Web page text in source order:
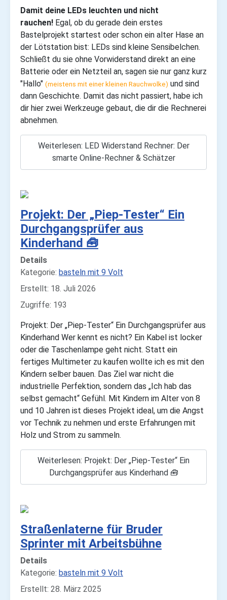
Damit deine LEDs leuchten und nicht
rauchen! Egal, ob du gerade dein erstes
Bastelprojekt startest oder schon ein alter Hase an
der Lötstation bist: LEDs sind kleine Sensibelchen.
Schließt du sie ohne Vorwiderstand direkt an eine
Batterie oder ein Netzteil an, sagen sie nur ganz kurz
"Hallo" (meistens mit einer kleinen Rauchwolke) und sind
dann Geschichte. Damit das nicht passiert, habe ich
dir hier zwei Werkzeuge gebaut, die dir die Rechnerei
abnehmen.
Weiterlesen: LED Widerstand Rechner: Der
smarte Online-Rechner & Schätzer
Projekt: Der „Piep-Tester“ Ein
Durchgangsprüfer aus
Kinderhand 🧰
Details
Kategorie: basteln mit 9 Volt
Erstellt: 18. Juli 2026
Zugriffe: 193
Projekt: Der „Piep-Tester“ Ein Durchgangsprüfer aus
Kinderhand Wer kennt es nicht? Ein Kabel ist locker
oder die Taschenlampe geht nicht. Statt ein
fertiges Multimeter zu kaufen wollte ich es mit den
Kindern selber bauen. Das Ziel war nicht die
industrielle Perfektion, sondern das „Ich hab das
selbst gemacht“ Gefühl. Mit Kindern im Alter von 8
und 10 Jahren ist dieses Projekt ideal, um die Angst
vor Technik zu nehmen und erste Erfahrungen mit
Holz und Strom zu sammeln.
Weiterlesen: Projekt: Der „Piep-Tester“ Ein
Durchgangsprüfer aus Kinderhand 🧰
Straßenlaterne für Bruder
Sprinter mit Arbeitsbühne
Details
Kategorie: basteln mit 9 Volt
Erstellt: 28. März 2025